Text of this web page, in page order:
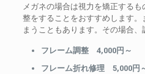
メガネの場合は視力を矯正する
整をすることをおすすめします
まうこともあります。その場合、
フレーム調整 4,000円～
フレーム折れ修理 5,000円